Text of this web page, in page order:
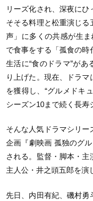
リーズ化され、深夜に
そそる料理と松重演じ
声」に多くの共感が生
で食事をする「孤食の
生活に“食のドラマ”が
り上げた。現在、ドラ
を獲得し、“グルメドキ
シーズン10まで続く長寿
そんな人気ドラマシリー
企画『劇映画 孤独のグ
される。監督・脚本・
主人公・井之頭五郎を演
先日、内田有紀、磯村